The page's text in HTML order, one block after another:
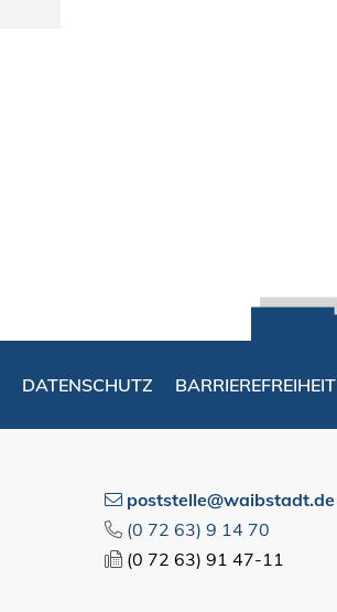
DATENSCHUTZ BARRIEREFREIHEIT
poststelle@waibstadt.de
(0 72 63) 9 14 70
(0 72 63) 91 47-11